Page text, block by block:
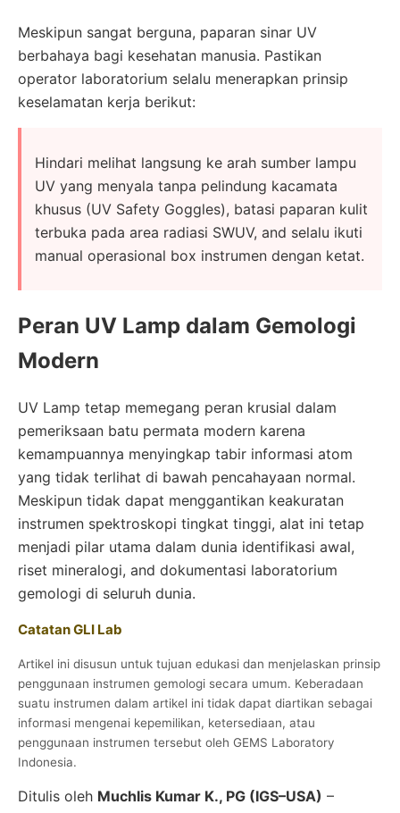
Meskipun sangat berguna, paparan sinar UV
berbahaya bagi kesehatan manusia. Pastikan
operator laboratorium selalu menerapkan prinsip
keselamatan kerja berikut:
Hindari melihat langsung ke arah sumber lampu
UV yang menyala tanpa pelindung kacamata
khusus (UV Safety Goggles), batasi paparan kulit
terbuka pada area radiasi SWUV, and selalu ikuti
manual operasional box instrumen dengan ketat.
Peran UV Lamp dalam Gemologi
Modern
UV Lamp tetap memegang peran krusial dalam
pemeriksaan batu permata modern karena
kemampuannya menyingkap tabir informasi atom
yang tidak terlihat di bawah pencahayaan normal.
Meskipun tidak dapat menggantikan keakuratan
instrumen spektroskopi tingkat tinggi, alat ini tetap
menjadi pilar utama dalam dunia identifikasi awal,
riset mineralogi, and dokumentasi laboratorium
gemologi di seluruh dunia.
Catatan GLI Lab
Artikel ini disusun untuk tujuan edukasi dan menjelaskan prinsip
penggunaan instrumen gemologi secara umum. Keberadaan
suatu instrumen dalam artikel ini tidak dapat diartikan sebagai
informasi mengenai kepemilikan, ketersediaan, atau
penggunaan instrumen tersebut oleh GEMS Laboratory
Indonesia.
Ditulis oleh Muchlis Kumar K., PG (IGS–USA) –